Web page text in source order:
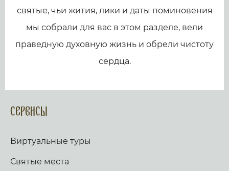
святые, чьи жития, лики и даты поминовения
мы собрали для вас в этом разделе, вели
праведную духовную жизнь и обрели чистоту
сердца.
Сервисы
Виртуальные туры
Святые места